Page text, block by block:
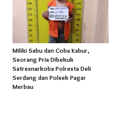
Miliki Sabu dan Coba Kabur,
Seorang Pria Dibekuk
Satresnarkoba Polresta Deli
Serdang dan Polsek Pagar
Merbau